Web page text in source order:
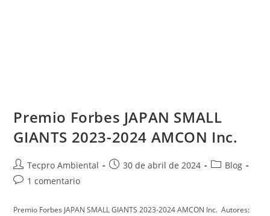
Premio Forbes JAPAN SMALL
GIANTS 2023-2024 AMCON Inc.
Tecpro Ambiental 30 de abril de 2024
Blog
1 comentario
Premio Forbes JAPAN SMALL GIANTS 2023-2024 AMCON Inc. Autores: